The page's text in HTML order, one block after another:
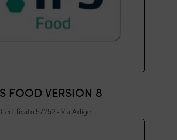
FOOD VERSION 8
Certificato 57252 - Via Adige